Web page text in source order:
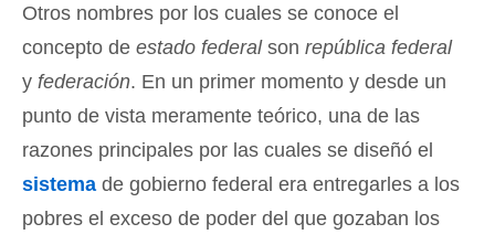
Otros nombres por los cuales se conoce el
concepto de estado federalson república federal
y federación. En un primer momento y desde un
punto de vista meramente teórico, una de las
razones principales por las cuales se diseñó el
sistema de gobierno federal era entregarles a los
pobres el exceso de poder del que gozaban los